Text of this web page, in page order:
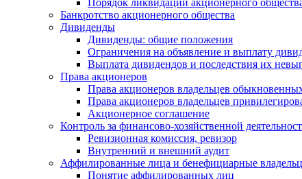
Порядок ликвидации акционерного
Банкротство акционерного общества
Дивиденды
Дивиденды: общие положения
Ограничения на объявление и выплату
Выплата дивидендов и последствия их
Права акционеров
Права акционеров владельцев
Права акционеров владельцев
Акционерное соглашение
Контроль за финансово-хозяйственной
Ревизионная комиссия, ревизор
Внутренний и внешний аудит
Аффилированные лица и бенефициарные
Понятие аффилированных лиц